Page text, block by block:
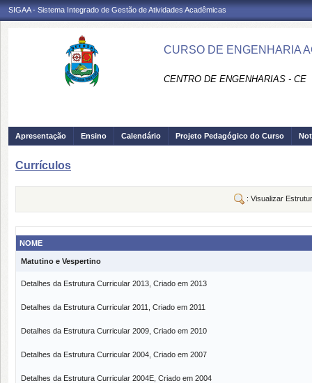
SIGAA - Sistema Integrado de Gestão de Atividades Acadêmicas
CURSO DE ENGENHARIA
CENTRO DE ENGENHARIAS - CE
Apresentação Ensino Calendário Projeto Pedagógico do Curso
Currículos
: Visualizar
NOME
Matutino e Vespertino
Detalhes da Estrutura Curricular 2013, Criado em 2013
Detalhes da Estrutura Curricular 2011, Criado em 2011
Detalhes da Estrutura Curricular 2009, Criado em 2010
Detalhes da Estrutura Curricular 2004, Criado em 2007
Detalhes da Estrutura Curricular 2004E, Criado em 2004